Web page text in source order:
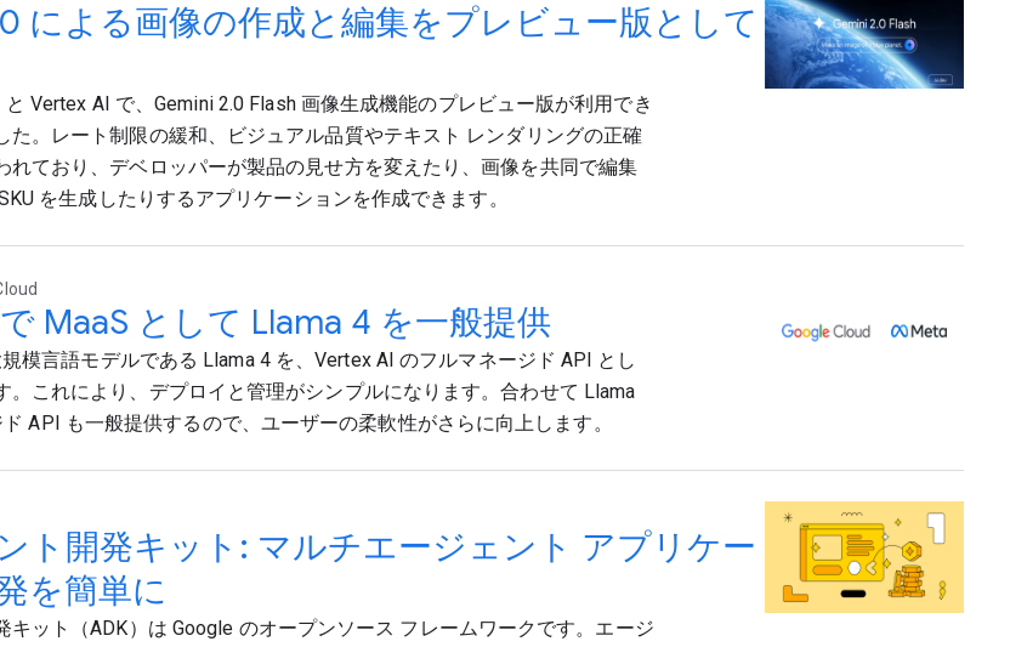
による画像の作成と編集をプレビュー版として
Vertex AI で、Gemini 2.0 Flash 画像生成機能のプレビュー版が利用でき
た。レート制限の緩和、ビジュアル品質やテキスト レンダリングの正確
れており、デベロッパーが製品の見せ方を変えたり、画像を共同で編集
を生成したりするアプリケーションを作成できます。
MaaS として Llama 4 を一般提供
模言語モデルである Llama 4 を、Vertex AI のフルマネージド API とし
。これにより、デプロイと管理がシンプルになります。合わせて Llama
API も一般提供するので、ユーザーの柔軟性がさらに向上します。
ト開発キット: マルチエージェント アプリケー
を簡単に
キット（ADK）は Google のオープンソース フレームワークです。エージ